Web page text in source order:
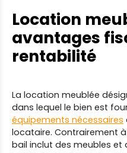
Location
avantages
rentabilité
La location meublée
dans lequel le bien est
équipements nécessaires
locataire. Contrairement
bail inclut des meubles et